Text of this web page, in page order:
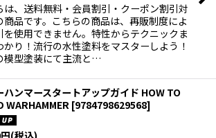
は、送料無料・会員割引・クーポン割引対
商品です。こちらの商品は、再販制度によ
を使用できません。特性からテクニックま
かり！流行の水性塗料をマスターしよう！
模型塗装にて主流と…
ハンマースタートアップガイド HOW TO
WARHAMMER [9784798629568]